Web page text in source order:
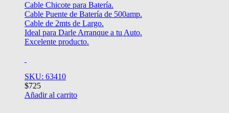
Cable Chicote para Batería.
Cable Puente de Batería de 500amp.
Cable de 2mts de Largo.
Ideal para Darle Arranque a tu Auto.
Excelente producto.
SKU: 63410
$725
Añadir al carrito